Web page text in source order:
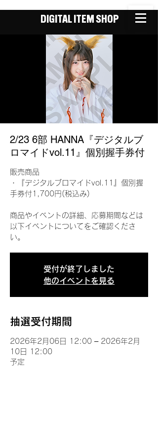
DIGITAL ITEM SHOP
2/23 6部 HANNA『デジタルブ
ロマイドvol.11』個別握手券付
販売商品
・『デジタルブロマイドvol.11』個別握
手券付1,700円(税込み)
商品やイベントの詳細、応募期間などは
以下イベントについてをご確認くださ
い。
受付が終了しました
他のイベントを見る
抽選受付期間
2026年2月06日 12:00 – 2026年2月
10日 12:00
予定